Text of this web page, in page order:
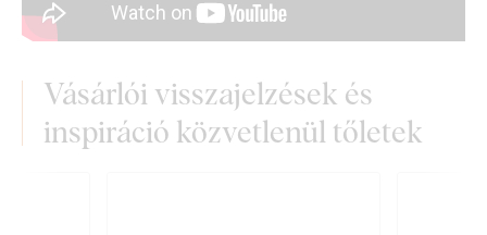
Vásárlói visszajelzések és
inspiráció közvetlenül tőletek